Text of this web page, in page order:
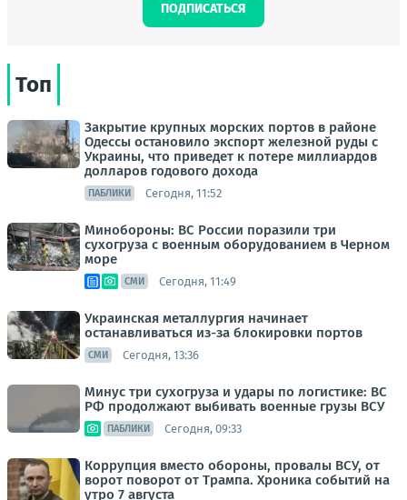
ПОДПИСАТЬСЯ
Топ
Закрытие крупных морских портов в районе
Одессы остановило экспорт железной руды с
Украины, что приведет к потере миллиардов
долларов годового дохода
ПАБЛИКИ Сегодня, 11:52
Минобороны: ВС России поразили три
сухогруза с военным оборудованием в Черном
море
СМИ Сегодня, 11:49
Украинская металлургия начинает
останавливаться из-за блокировки портов
СМИ Сегодня, 13:36
Минус три сухогруза и удары по логистике: ВС
РФ продолжают выбивать военные грузы ВСУ
ПАБЛИКИ Сегодня, 09:33
Коррупция вместо обороны, провалы ВСУ, от
ворот поворот от Трампа. Хроника событий на
утро 7 августа